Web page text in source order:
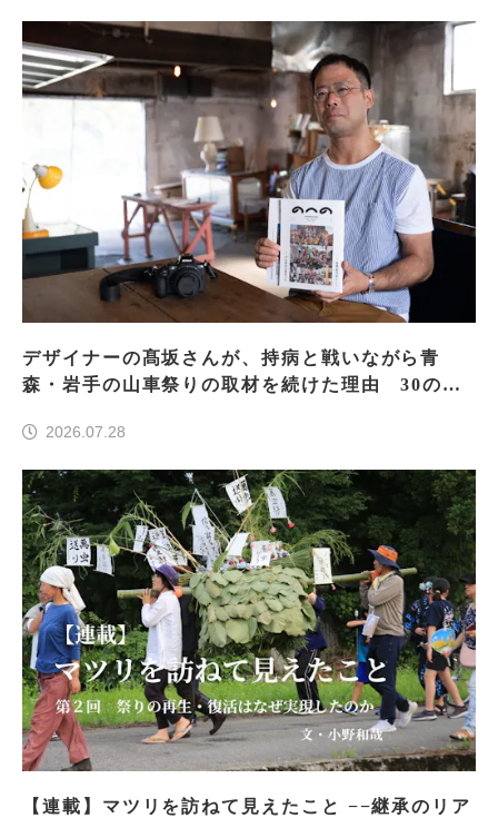
デザイナーの髙坂さんが、持病と戦いながら青
森・岩手の山車祭りの取材を続けた理由 30の山
2026.07.28
【連載】マツリを訪ねて見えたこと −−継承のリア